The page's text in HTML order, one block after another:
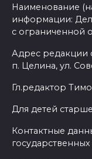
Наименование
информации:
с ограниченной
Адрес редакции
п. Целина, ул.
Гл.редактор
Для детей старше
Контактные